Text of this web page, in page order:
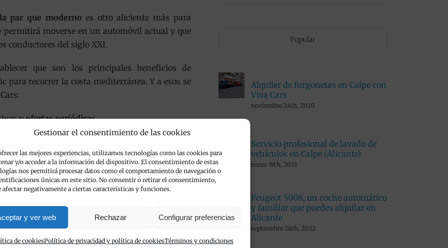
Gestionar el consentimiento de las cookies
las mejores experiencias, utilizamos tecnologías como las cookies para
y/o acceder a la información del dispositivo. El consentimiento de estas
nos permitirá procesar datos como el comportamiento de navegación o
únicas en este sitio. No consentir o retirar el consentimiento,
afectar negativamente a ciertas características y funciones.
y ver web Rechazar Configurar preferencias
de cookiesPolítica de privacidad y política de cookiesTérminos y condiciones
par que moderno es otro aliciente más para
permitirá moverse en un automóvil actual y que
conductores del siglo XXI.
que son los principales beneficios de
para recorrer la costa mediterránea. Y a esos se
yofertas periódicas.
en las
en una denuestras oficinas, pero también lo
de Alicante o en el hotel donde se aloje.
Popular
Alquiler de furgonetas en Calpe con
Viva Cars
noviembre 24th, 2020
Servicio profesional de lavado de
vehículos en Calpe (Alicante)
enero 19th, 2021
Peugeot 5008, un coche automático
y familiar que puedes alquilar en
Alicante
septiembre 26th, 2022